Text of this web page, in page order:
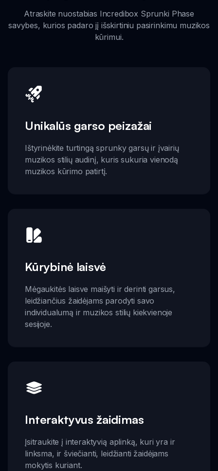
Atraskite nuostabias Incredibox Sprunki Phase
savybes, kurios padaro jį išskirtiniu pasirinkimu muzikos
kūrimui.
Unikalūs garso peizažai
Ištyrinėkite turtingą sprunky garsų ir įvairių
muzikos stilių audinį, kuris sukuria vienodą
muzikos kūrimo patirtį.
Kūrybinė laisvė
Mėgaukitės laisve maišyti ir derinti garsus,
leidžiančius žaidėjams parodyti savo
individualumą ir muzikos stilių kiekvienoje
sesijoje.
Interaktyvus žaidimas
Įsitraukite į interaktyvią aplinką, kuri yra ir
linksma, ir šviečianti, leidžianti žaidėjams
mokytis kuriant.